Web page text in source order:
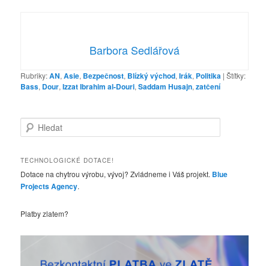
Barbora Sedlářová
Rubriky:AN,Asie, Bezpečnost, Blízký východ,Irák, Politika |Štítky:
Bass, Dour,Izzat Ibrahim al-Douri,Saddam Husajn,zatčení
l
d
t
TECHNOLOGICKÉ DOTACE!
Dotace na chytrou výrobu, vývoj? Zvládneme i Váš projekt. Blue
Projects Agency.
Platby zlatem?